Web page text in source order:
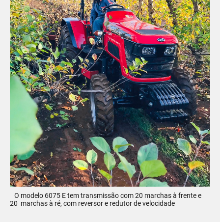
O modelo 6075 E tem transmissão com 20 marchas à frente e
20 marchas à ré, com reversor e redutor de velocidade